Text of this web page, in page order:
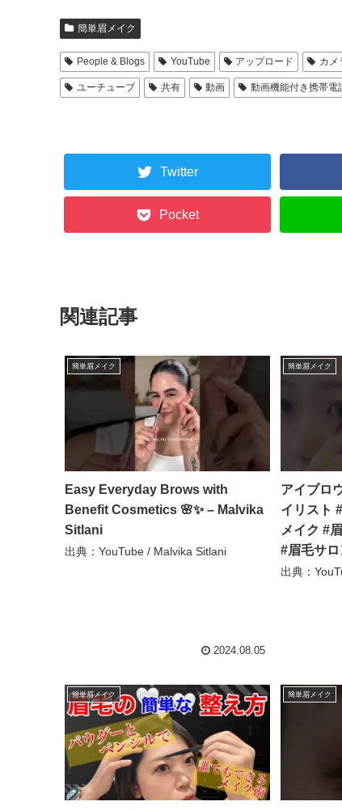
簡単眉メイク
People & Blogs YouTube アップロード カメ
ユーチューブ 共有 動画 動画機能付き携帯電
Twitter
Pocket
関連記事
簡単眉メイク
Easy Everyday Brows with
Benefit Cosmetics 🌸✨ – Malvika
Sitlani
出典：YouTube / Malvika Sitlani
2024.08.05
簡単眉メイク
アイブロ
イリスト
メイク #
#眉毛サ
出典：
簡単眉メイク 簡単眉メイク